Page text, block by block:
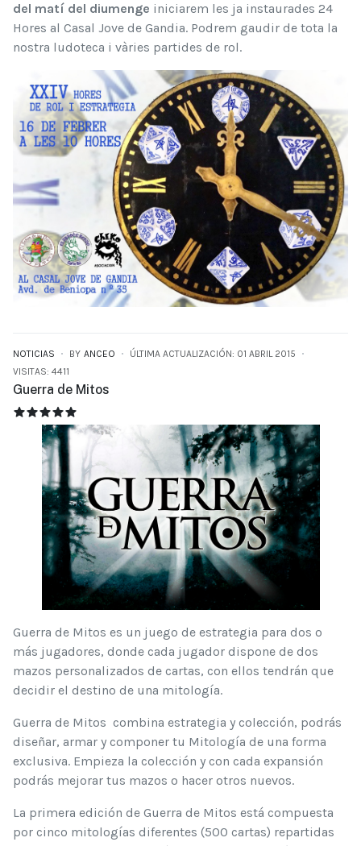
del matí del diumenge iniciarem les ja instaurades 24
Hores al Casal Jove de Gandia. Podrem gaudir de tota la
nostra ludoteca i vàries partides de rol.
NOTICIAS BY ANCEO
ÚLTIMA ACTUALIZACIÓN: 01 ABRIL 2015
VISITAS: 4411
Guerra de Mitos
GUERRA DE MITOS
5/5
Guerra de Mitos es un juego de estrategia para dos o
más jugadores, donde cada jugador dispone de dos
mazos personalizados de cartas, con ellos tendrán que
decidir el destino de una mitología.
Guerra de Mitos combina estrategia y colección, podrás
diseñar, armar y componer tu Mitología de una forma
exclusiva. Empieza la colección y con cada expansión
podrás mejorar tus mazos o hacer otros nuevos.
La primera edición de Guerra de Mitos está compuesta
por cinco mitologías diferentes (500 cartas) repartidas